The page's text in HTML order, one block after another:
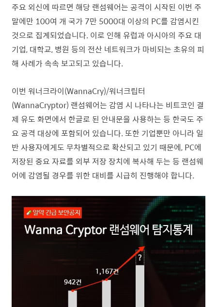
주요 외신에 따르면 해당 랜섬웨어는 공격이 시작된 이번 주
말에만 100여 개 국가 7만 5000대 이상의 PC를 감염시킨
것으로 집계되었습니다. 이로 인해 유럽과 아시아의 주요 대
기업, 대학교, 병원 등의 전산 네트워크가 마비되는 초유의 피
해 사례가 속속 보고되고 있습니다.
이번 워너크라이(WannaCry)/워너크립터
(WannaCryptor) 랜섬웨어는 감염 시 나타나는 비트코인 결
제 유도 화면에서 한글로 된 안내문을 사용하는 등 한국도 주
요 공격 대상에 포함되어 있습니다. 또한 기업뿐만 아니라 일
반 사용자에게도 무차별적으로 확산되고 있기 때문에, PC에
저장된 중요 자료를 외부 저장 장치에 복사해 두는 등 랜섬웨
어에 감염될 경우를 위한 대비를 시급히 진행해야 합니다.